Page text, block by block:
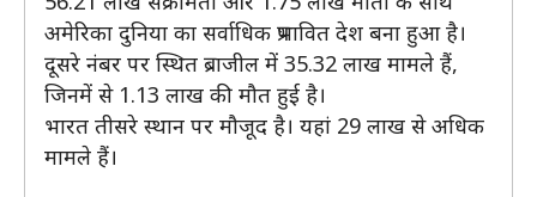
अमेरिका दुनिया का सर्वाधिक प्रभावित देश बना हुआ है।
दूसरे नंबर पर स्थित ब्राजील में 35.32 लाख मामले हैं,
जिनमें से 1.13 लाख की मौत हुई है।
भारत तीसरे स्थान पर मौजूद है। यहां 29 लाख से अधिक
मामले हैं।